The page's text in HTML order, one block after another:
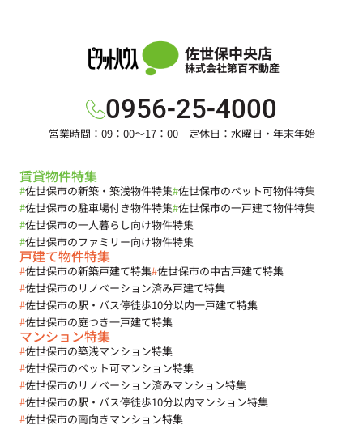
佐世保中央店
株式会社第百不動産
0956-25-4000
営業時間：09：00～17：00 定休日：水曜日・年末年始
賃貸物件特集
#佐世保市の新築・築浅物件特集#佐世保市のペット可物件特集
#佐世保市の駐車場付き物件特集#佐世保市の一戸建て物件特集
#佐世保市の一人暮らし向け物件特集
#佐世保市のファミリー向け物件特集
戸建て物件特集
#佐世保市の新築戸建て特集#佐世保市の中古戸建て特集
#佐世保市のリノベーション済み戸建て特集
#佐世保市の駅・バス停徒歩10分以内一戸建て特集
#佐世保市の庭つき一戸建て特集
マンション特集
#佐世保市の築浅マンション特集
#佐世保市のペット可マンション特集
#佐世保市のリノベーション済みマンション特集
#佐世保市の駅・バス停徒歩10分以内マンション特集
#佐世保市の南向きマンション特集